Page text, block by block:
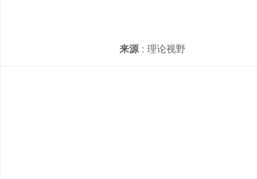
来源: 理论视野